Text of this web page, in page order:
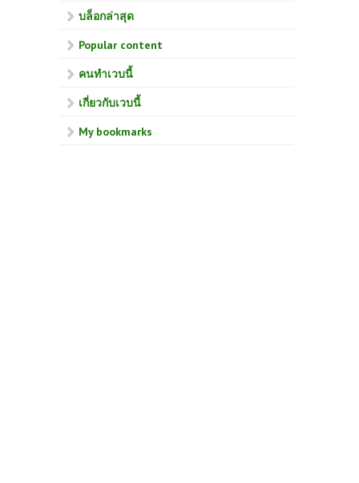
บล็อกล่าสุด
Popular content
คนทำเวบนี้
เกี่ยวกับเวบนี้
My bookmarks